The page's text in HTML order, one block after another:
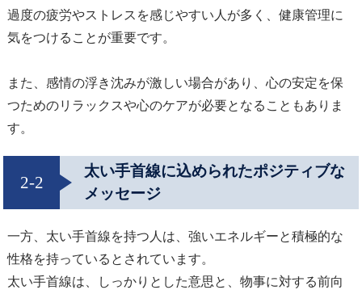
過度の疲労やストレスを感じやすい人が多く、健康管理に
気をつけることが重要です。
また、感情の浮き沈みが激しい場合があり、心の安定を保
つためのリラックスや心のケアが必要となることもありま
す。
2-2
太い手首線に込められたポジティブな
メッセージ
一方、太い手首線を持つ人は、強いエネルギーと積極的な
性格を持っているとされています。
太い手首線は、しっかりとした意思と、物事に対する前向